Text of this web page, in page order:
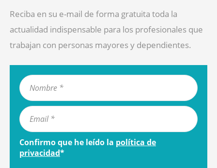
Reciba en su e-mail de forma gratuita toda la
actualidad indispensable para los profesionales que
trabajan con personas mayores y dependientes.
Confirmo que he leído la política de
privacidad*